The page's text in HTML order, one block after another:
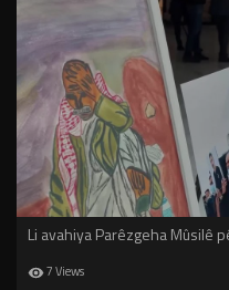
Li avahiya Parêzgeha Mûsilê
7 Views